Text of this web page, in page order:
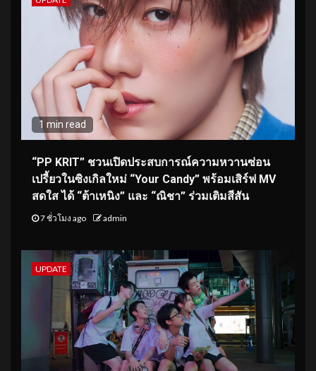
1 min read
“PP KRIT” ชวนเปิดประสบการณ์ความหวานซ่อน
เปรี้ยวในซิงเกิลใหม่ “Your Candy” พร้อมเสิร์ฟ MV
สดใส ได้ “ต้าเหนิง” และ “ณิชา” ร่วมเติมสีสัน
7 ชั่วโมง ago admin
UPDATE